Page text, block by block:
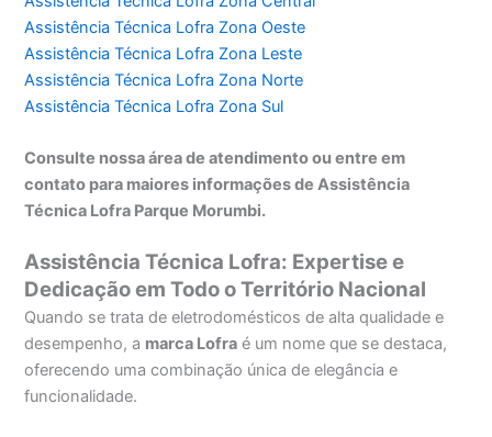
Assistência Técnica Lofra Zona Oeste
Assistência Técnica Lofra Zona Leste
Assistência Técnica Lofra Zona Norte
Assistência Técnica Lofra Zona Sul
Consulte nossa área de atendimento ou entre em
contato para maiores informações de Assistência
Técnica Lofra Parque Morumbi.
Assistência Técnica Lofra: Expertise e
Dedicação em Todo o Território Nacional
Quando se trata de eletrodomésticos de alta qualidade e
desempenho, a marca Lofra é um nome que se destaca,
oferecendo uma combinação única de elegância e
funcionalidade.